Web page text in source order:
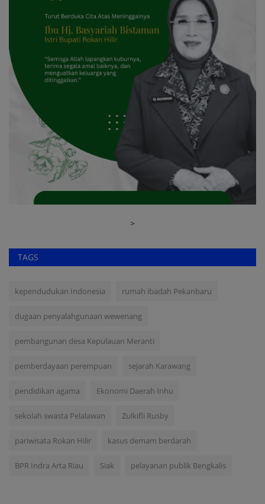
>
TAGS
kependudukan Indonesia rumah ibadah Pekanbaru
dugaan penyalahgunaan wewenang
pembangunan desa Kepulauan Meranti
pemberdayaan perempuan sejarah Karawang
pendidikan agama Ekonomi Daerah Inhu
sekolah swasta Pelalawan Zulkifli Rusby
pariwisata Rokan Hilir kasus demam berdarah
BPR Indra Arta Riau Siak pelayanan publik Bengkalis